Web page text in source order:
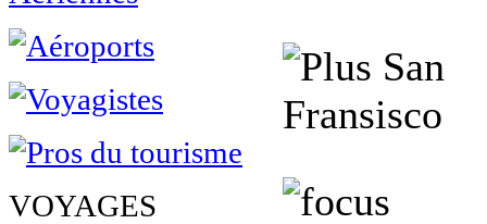
VOYAGES
San
Fransisco